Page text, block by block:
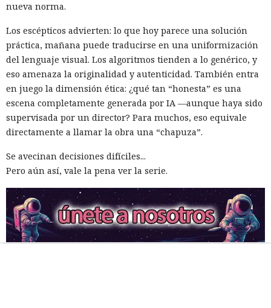
nueva norma.
Los escépticos advierten: lo que hoy parece una solución
práctica, mañana puede traducirse en una uniformización
del lenguaje visual. Los algoritmos tienden a lo genérico, y
eso amenaza la originalidad y autenticidad. También entra
en juego la dimensión ética: ¿qué tan “honesta” es una
escena completamente generada por IA —aunque haya sido
supervisada por un director? Para muchos, eso equivale
directamente a llamar la obra una “chapuza”.
Se avecinan decisiones difíciles...
Pero aún así, vale la pena ver la serie.